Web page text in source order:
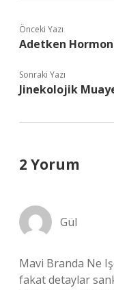
Önceki Yazı
Adetken
Sonraki Yazı
Jinekolojik
2 Yorum
Gül
Mavi Branda Ne
fakat detaylar